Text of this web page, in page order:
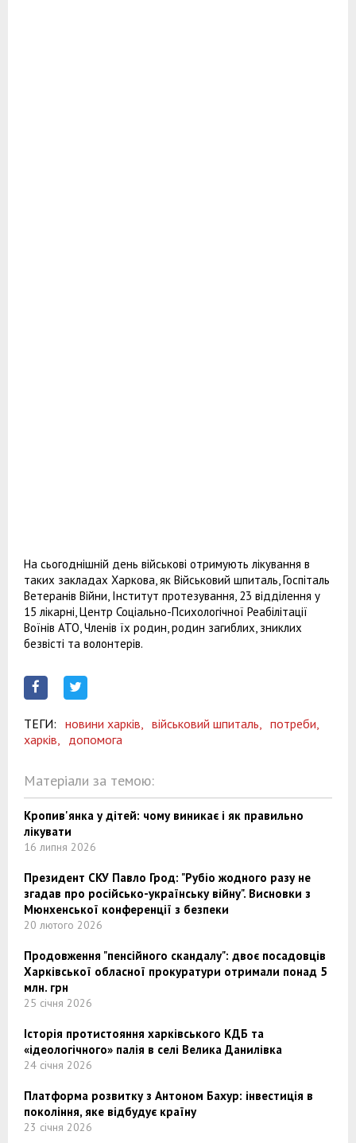
На сьогоднішній день військові отримують лікування в
таких закладах Харкова, як Військовий шпиталь, Госпіталь
Ветеранів Війни, Інститут протезування, 23 відділення у
15 лікарні, Центр Соціально-Психологічної Реабілітації
Воїнів АТО, Членів їх родин, родин загиблих, зниклих
безвісті та волонтерів.
ТЕГИ: новини харків, військовий шпиталь,
потреби,
харків,
допомога
Матеріали за темою:
Кропив'янка у дітей: чому виникає і як правильно
лікувати
16 липня 2026
Президент СКУ Павло Грод: "Рубіо жодного разу не
згадав про російсько-українську війну". Висновки з
Мюнхенської конференції з безпеки
20 лютого 2026
Продовження "пенсійного скандалу": двоє посадовців
Харківської обласної прокуратури отримали понад 5
млн. грн
25 січня 2026
Історія протистояння харківського КДБ та
«ідеологічного» палія в селі Велика Данилівка
24 січня 2026
Платформа розвитку з Антоном Бахур: інвестиція в
покоління, яке відбудує країну
23 січня 2026